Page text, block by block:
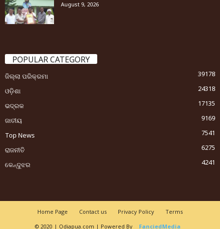
August 9, 2026
POPULAR CATEGORY
ଜିଲ୍ଲା ପରିକ୍ରମା
39178
ଓଡ଼ିଶା
24318
ଭଦ୍ରକ
17135
ଜାତୀୟ
9169
Top News
7541
ରାଜନୀତି
6275
କେନ୍ଦୁଝର
4241
Home Page Contact us Privacy Policy
Terms
© 2020 | Odiapua.com | Powered By
FanciedMedia